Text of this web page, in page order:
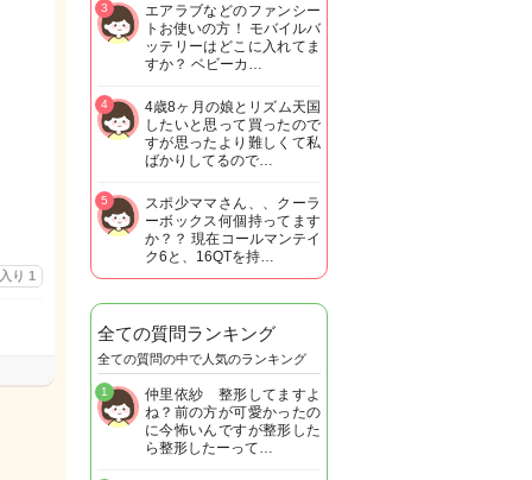
り 1
エアラブなどのファンシー
トお使いの方！ モバイルバ
ッテリーはどこに入れてま
すか？ ベビーカ…
3
4歳8ヶ月の娘とリズム天国
したいと思って買ったので
すが思ったより難しくて私
ばかりしてるので…
4
スポ少ママさん、、クーラ
ーボックス何個持ってます
か？？ 現在コールマンテイ
ク6と、16QTを持…
5
全ての質問ランキング
全ての質問の中で人気のランキング
仲里依紗 整形してますよ
ね？前の方が可愛かったの
に今怖いんですが整形した
ら整形したーって…
1